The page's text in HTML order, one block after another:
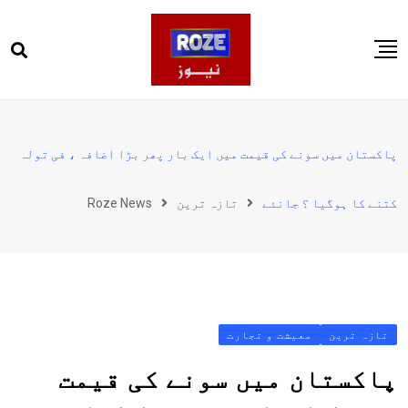
to
پاکستان
کھیل
پاکستان میں سونے کی قیمت میں ایک بار پھر بڑا اضافہ ، فی تولہ
کتنے کا ہوگیا ؟ جانئے تازہ ترین Roze News
تازہ ترین معیشت و تجارت
پاکستان میں سونے کی قیمت